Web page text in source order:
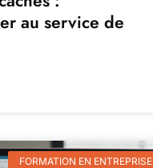
au service de
FORMATION EN ENTREPRISE